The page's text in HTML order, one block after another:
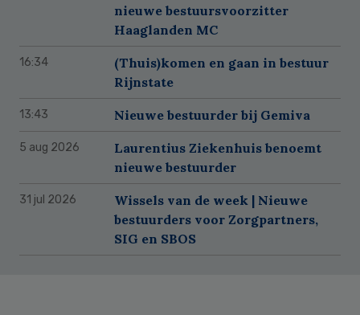
nieuwe bestuursvoorzitter
Haaglanden MC
16:34
(Thuis)komen en gaan in bestuur
Rijnstate
13:43 Nieuwe bestuurder bij Gemiva
5 aug 2026
Laurentius Ziekenhuis benoemt
nieuwe bestuurder
31 jul 2026
Wissels van de week | Nieuwe
bestuurders voor Zorgpartners,
SIG en SBOS